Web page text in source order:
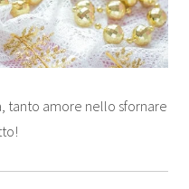
tanto amore nello sfornare